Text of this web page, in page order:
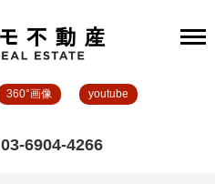
360°画像 youtube
03-6904-4266